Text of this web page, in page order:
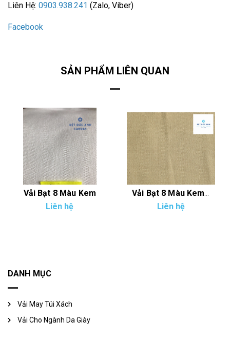
Liên Hệ: 0903.938.241 (Zalo, Viber)
Facebook
SẢN PHẨM LIÊN QUAN
Vải Bạt 8 Màu Kem
Liên hệ
Liên hệ
DANH MỤC
Vải May Túi Xách
Vải Cho Ngành Da Giày